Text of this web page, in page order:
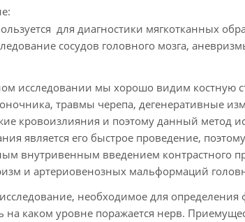
для диагностики мягкотканных
сосудов головного мозга,
исследовании мы хорошо видим костную
травмы черепа, дегенеративные
кровоизлияния и поэтому данный метод
является его быстрое проведение,
внутривенным введением контрастного
и артериовенозных мальформаций
необходимое для определения
каком уровне поражается нерв.